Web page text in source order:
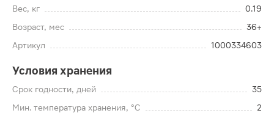
Вес, кг
0.19
Возраст, мес
36+
Артикул
1000334603
Условия хранения
Срок годности, дней
35
Мин. температура хранения, °C
2